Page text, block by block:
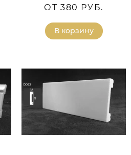
ОТ 380 РУБ.
В корзину